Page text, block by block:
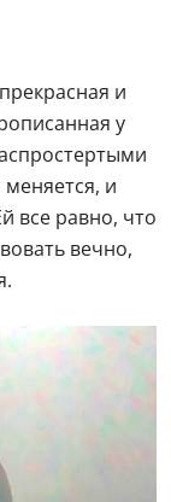
и
у
и
все равно, что
вечно,